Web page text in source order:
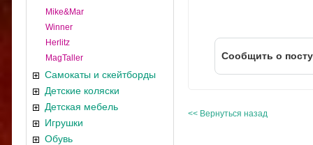
Mike&Mar
Winner
Herlitz
MagTaller
Самокаты и скейтборды
Детские коляски
Детская мебель
Игрушки
Обувь
Cообщить о
<< Вернуться назад